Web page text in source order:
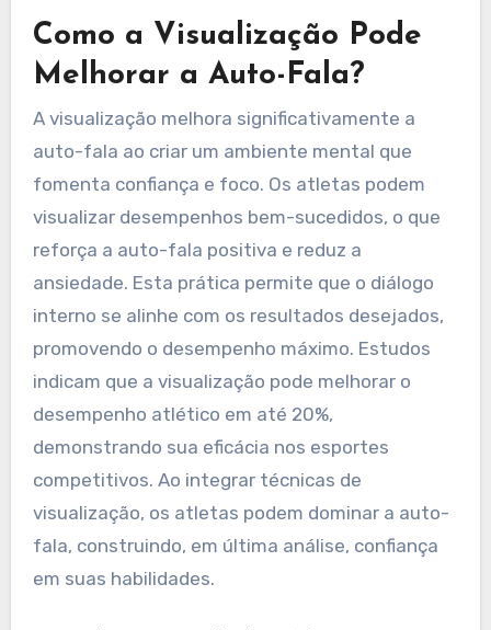
Como a Visualização Pode
Melhorar a Auto-Fala?
A visualização melhora significativamente a
auto-fala ao criar um ambiente mental que
fomenta confiança e foco. Os atletas podem
visualizar desempenhos bem-sucedidos, o que
reforça a auto-fala positiva e reduz a
ansiedade. Esta prática permite que o diálogo
interno se alinhe com os resultados desejados,
promovendo o desempenho máximo. Estudos
indicam que a visualização pode melhorar o
desempenho atlético em até 20%,
demonstrando sua eficácia nos esportes
competitivos. Ao integrar técnicas de
visualização, os atletas podem dominar a auto-
fala, construindo, em última análise, confiança
em suas habilidades.